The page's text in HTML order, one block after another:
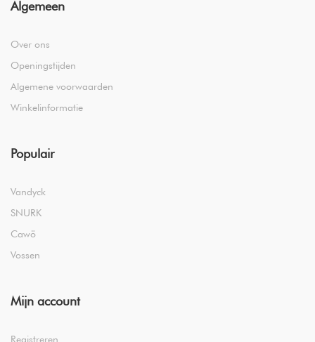
Algemeen
Over ons
Openingstijden
Algemene voorwaarden
Winkelinformatie
Populair
Vandyck
SNURK
Cawö
Vossen
Mijn account
Registreren